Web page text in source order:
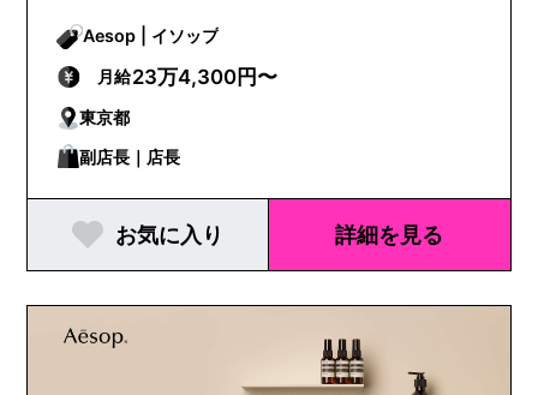
Aesop | イソップ
月給23万4,300円〜
東京都
副店長｜店長
お気に入り 詳細を見る